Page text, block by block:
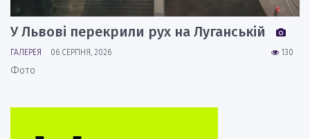
У Львові перекрили рух на Луганській
130
ГАЛЕРЕЯ 06 СЕРПНЯ, 2026
Фото